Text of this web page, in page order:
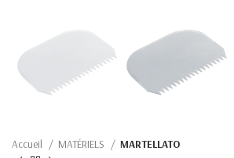
Accueil MATÉRIELS MARTELLATO